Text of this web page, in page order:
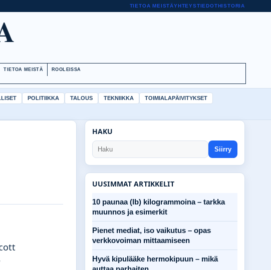
TIETOA MEISTÄYHTEYSTIEDOTHISTORIA
TIETOA MEISTÄ ROOLEISSA
POLITIIKKA TALOUS TEKNIIKKA
TOIMIALAPÄIVITYKSET
HAKU
Siirry
UUSIMMAT ARTIKKELIT
10 paunaa (lb) kilogrammoina – tarkka
muunnos ja esimerkit
Pienet mediat, iso vaikutus – opas
verkkovoiman mittaamiseen
Hyvä kipulääke hermokipuun – mikä